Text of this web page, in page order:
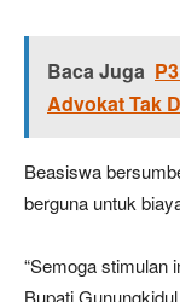
Baca Juga
Advokat Tak
Beasiswa
berguna untuk
“Semoga stimulan
Bupati